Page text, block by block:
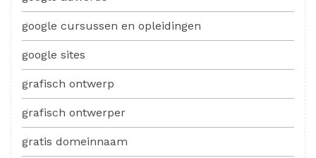
google cursussen en opleidingen
google sites
grafisch ontwerp
grafisch ontwerper
gratis domeinnaam